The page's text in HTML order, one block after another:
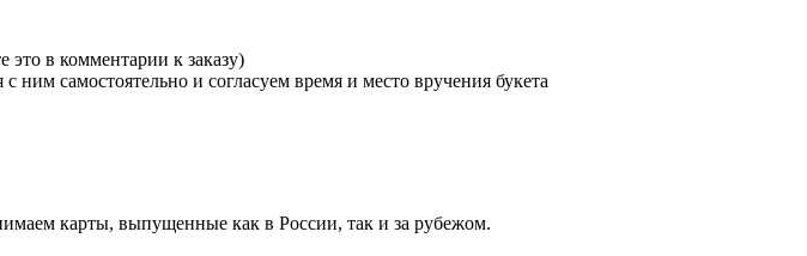
в комментарии к заказу)
самостоятельно и согласуем время и место вручения букета
карты, выпущенные как в России, так и за рубежом.